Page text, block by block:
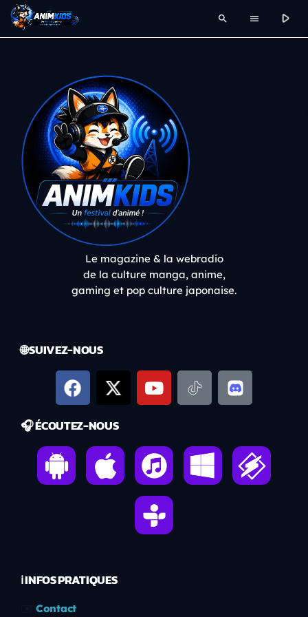
search menu play_arrow
Le magazine & la webradio
de la culture manga, anime,
gaming et pop culture japonaise.
🌐 SUIVEZ-NOUS
🎧 ÉCOUTEZ-NOUS
ℹ️ INFOS PRATIQUES
Contact